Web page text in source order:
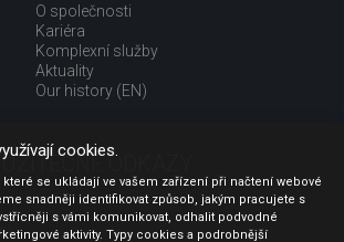
O společnosti
Kariéra
Komplexní služby
Aktuality
Our history (EN)
UŽITEČNÉ ODKAZY
cookies.
se ukládají ve vašem zařízení při načtení webové
snadněji identifikovat způsob, jakým pracujete s
s vámi komunikovat, odhalit podvodné
aktivity. Typy cookies a podrobnější